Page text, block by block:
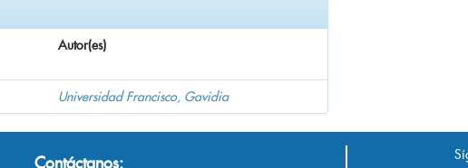
Autor(es)
Universidad Francisco, Gavidia
Contáctanos: